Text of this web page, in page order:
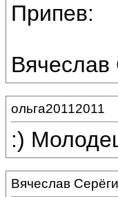
Припев:
Вячеслав
ольга20112011
:)
Вячеслав